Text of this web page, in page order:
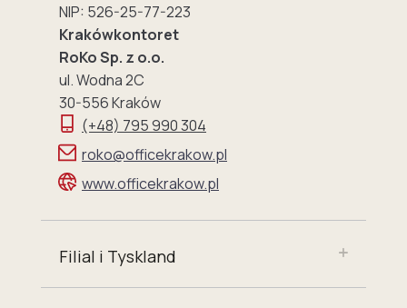
NIP: 526-25-77-223
Krakówkontoret
RoKo Sp. z o.o.
ul. Wodna 2C
30-556 Kraków
(+48) 795 990 304
roko@officekrakow.pl
www.officekrakow.pl
Filial i Tyskland